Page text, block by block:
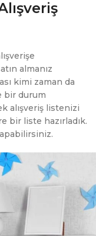
almanız
kimi zaman da
bir durum
alışveriş listenizi
bir liste hazırladık.